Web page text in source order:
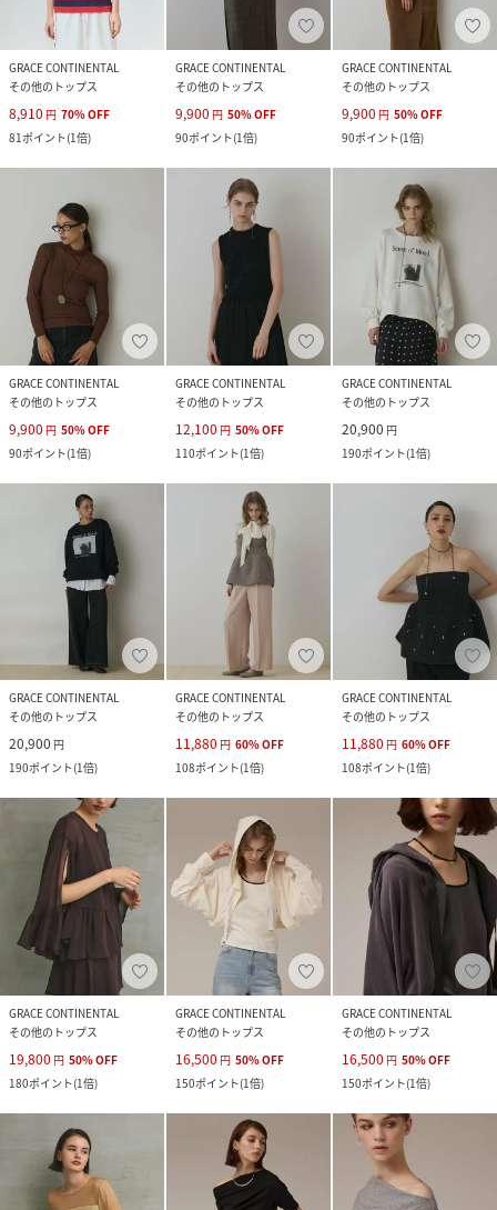
GRACE CONTINENTAL
その他のトップス
8,910 円 70%OFF
81ポイント(1倍)
GRACE CONTINENTAL
その他のトップス
9,900 円 50%OFF
90ポイント(1倍)
GRACE CONTINENTAL
その他のトップス
9,900 円 50%OFF
90ポイント(1倍)
GRACE CONTINENTAL
その他のトップス
9,900 円 50%OFF
90ポイント(1倍)
GRACE CONTINENTAL
その他のトップス
12,100 円 50%OFF
110ポイント(1倍)
GRACE CONTINENTAL
その他のトップス
20,900 円
190ポイント(1倍)
GRACE CONTINENTAL
その他のトップス
20,900 円
190ポイント(1倍)
GRACE CONTINENTAL
その他のトップス
11,880 円 60%OFF
108ポイント(1倍)
GRACE CONTINENTAL
その他のトップス
11,880 円 60%OFF
108ポイント(1倍)
GRACE CONTINENTAL
その他のトップス
19,800 円 50%OFF
180ポイント(1倍)
GRACE CONTINENTAL
その他のトップス
16,500 円 50%OFF
150ポイント(1倍)
GRACE CONTINENTAL
その他のトップス
16,500 円 50%OFF
150ポイント(1倍)